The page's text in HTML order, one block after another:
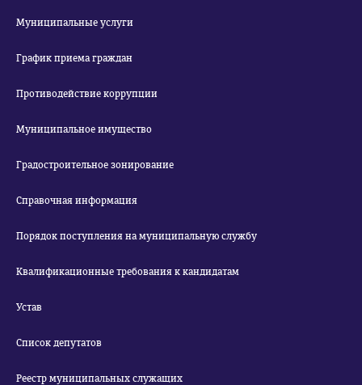
Муниципальные услуги
График приема граждан
Противодействие коррупции
Муниципальное имущество
Градостроительное зонирование
Справочная информация
Порядок поступления на муниципальную службу
Квалификационные требования к кандидатам
Устав
Список депутатов
Реестр муниципальных служащих